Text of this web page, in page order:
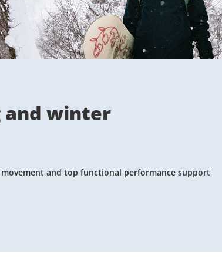
and winter
and top functional performance support